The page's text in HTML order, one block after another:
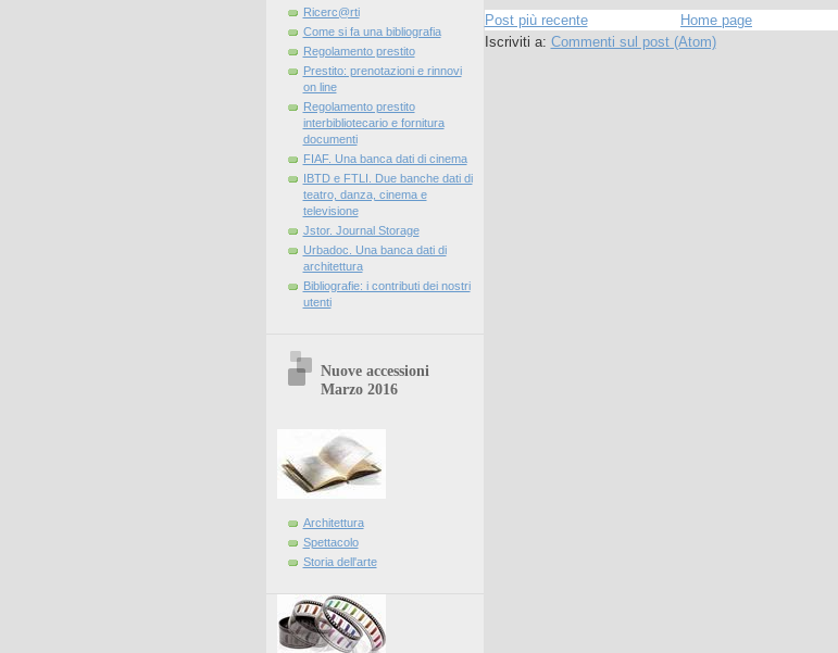
Ricerc@rti
Come si fa una bibliografia
Regolamento prestito
Prestito: prenotazioni e rinnovi
on line
Regolamento prestito
interbibliotecario e fornitura
documenti
FIAF. Una banca dati di cinema
IBTD e FTLI. Due banche dati di
teatro, danza, cinema e
televisione
Jstor. Journal Storage
Urbadoc. Una banca dati di
architettura
Bibliografie: i contributi dei nostri
utenti
Nuove accessioni
Marzo 2016
Architettura
Spettacolo
Storia dell'arte
Post più recente
Home page
Iscriviti a: Commenti sul post (Atom)